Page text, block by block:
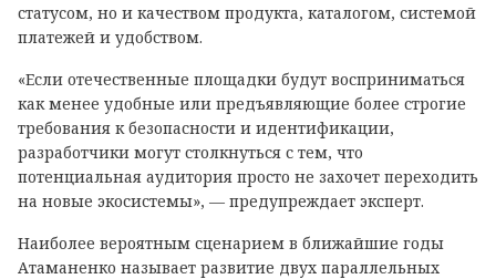
статусом, но и качеством продукта, каталогом, системой
платежей и удобством.
«Если отечественные площадки будут восприниматься
как менее удобные или предъявляющие более строгие
требования к безопасности и идентификации,
разработчики могут столкнуться с тем, что
потенциальная аудитория просто не захочет переходить
на новые экосистемы», — предупреждает эксперт.
Наиболее вероятным сценарием в ближайшие годы
Атаманенко называет развитие двух параллельных